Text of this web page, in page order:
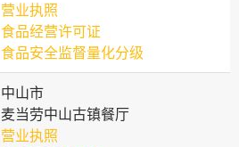
营业执照
食品经营许可证
食品安全监督量化分级
中山市
麦当劳中山古镇餐厅
营业执照